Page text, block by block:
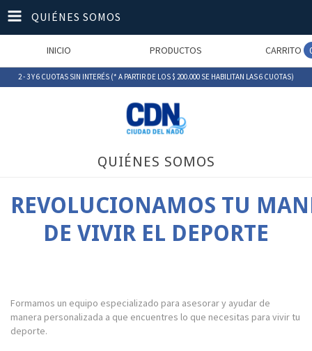
QUIÉNES SOMOS
INICIO PRODUCTOS CARRITO
2 - 3 Y 6 CUOTAS SIN INTERÉS (* A PARTIR DE LOS $ 200.000 SE HABILITAN LAS 6 CUOTAS)
QUIÉNES SOMOS
REVOLUCIONAMOS TU
DE VIVIR EL DEPORTE
Formamos un equipo especializado para asesorar y ayudar de
manera personalizada a que encuentres lo que necesitas para vivir tu
deporte.